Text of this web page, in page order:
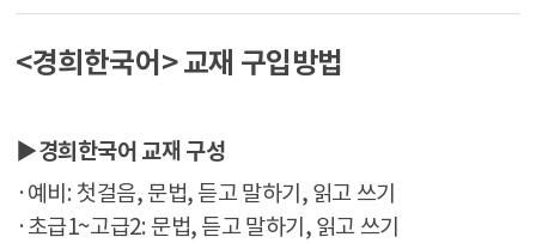
<경희한국어> 교재 구입방법
▶경희한국어 교재 구성
·예비: 첫걸음, 문법, 듣고 말하기, 읽고 쓰기
·초급1~고급2: 문법, 듣고 말하기, 읽고 쓰기